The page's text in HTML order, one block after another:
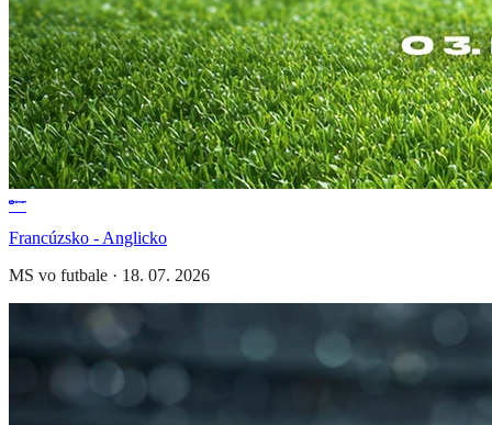
Francúzsko - Anglicko
MS vo futbale · 18. 07. 2026